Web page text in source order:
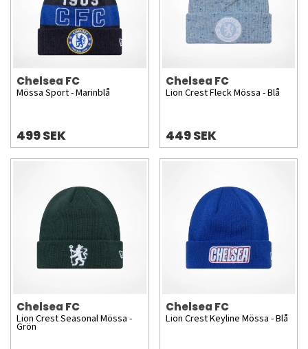
Chelsea FC
Mössa Sport - Marinblå
499 SEK
Chelsea FC
Lion Crest Fleck Mössa - Blå
449 SEK
Chelsea FC
Lion Crest Seasonal Mössa -
Grön
Chelsea FC
Lion Crest Keyline Mössa - Blå